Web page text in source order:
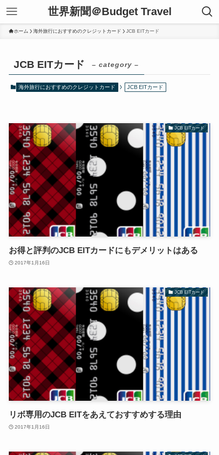
世界新聞＠Budget Travel
ホーム 海外旅行におすすめのクレジットカード JCB EITカード
JCB EITカード – category –
海外旅行におすすめのクレジットカード JCB EITカード
JCB EITカード
お得と評判のJCB EITカードにもデメリットはある
2017年1月16日
JCB EITカード
リボ専用のJCB EITをあえておすすめする理由
2017年1月16日